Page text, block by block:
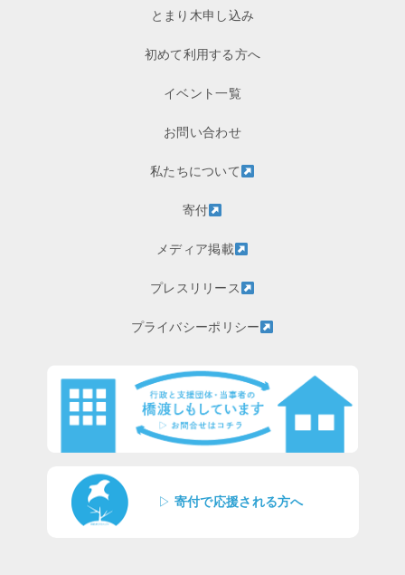
とまり木申し込み
初めて利用する方へ
イベント一覧
お問い合わせ
私たちについて
寄付
メディア掲載
プレスリリース
プライバシーポリシー
▷ 寄付で応援される方へ